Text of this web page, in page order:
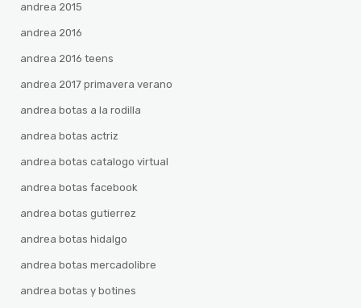
andrea 2015
andrea 2016
andrea 2016 teens
andrea 2017 primavera verano
andrea botas a la rodilla
andrea botas actriz
andrea botas catalogo virtual
andrea botas facebook
andrea botas gutierrez
andrea botas hidalgo
andrea botas mercadolibre
andrea botas y botines